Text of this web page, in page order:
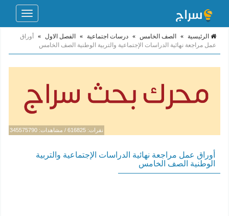
Toggle
الرئيسية » الصف الخامس » درسات اجتماعية » الفصل الاول »
أوراق
عمل مراجعة نهائية الدراسات الإجتماعية والتربية الوطنية الصف الخامس
نقرات: 616825 / مشاهدات: 345575790
أوراق عمل مراجعة نهائية الدراسات الإجتماعية والتربية
الوطنية الصف الخامس